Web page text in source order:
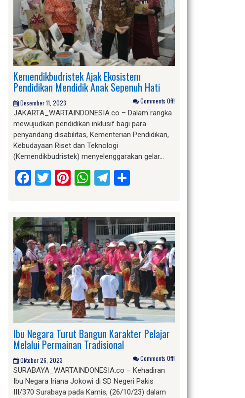
Kemendikbudristek Ajak Ekosistem
Pendidikan Mendidik Anak Sepenuh Hati
Desember 11, 2023 Comments Off!
JAKARTA_WARTAINDONESIA.co – Dalam rangka
mewujudkan pendidikan inklusif bagi para
penyandang disabilitas, Kementerian Pendidikan,
Kebudayaan Riset dan Teknologi
(Kemendikbudristek) menyelenggarakan gelar…
Facebook
Twitter
Pinterest
WhatsApp
Telegram
Ibu Negara Turut Bangun Karakter Pelajar
Melalui Permainan Tradisional
Oktober 26, 2023 Comments Off!
SURABAYA_WARTAINDONESIA.co – Kehadiran
Ibu Negara Iriana Jokowi di SD Negeri Pakis
III/370 Surabaya pada Kamis, (26/10/23) dalam